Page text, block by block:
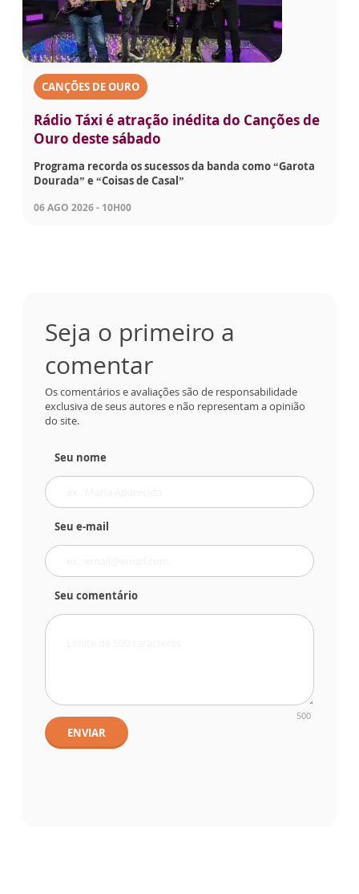
CANÇÕES DE OURO
Rádio Táxi é atração inédita do Canções de
Ouro deste sábado
Programa recorda os sucessos da banda como “Garota
Dourada” e “Coisas de Casal”
06 AGO 2026 - 10H00
Seja o primeiro a
comentar
Os comentários e avaliações são de responsabilidade
exclusiva de seus autores e não representam a opinião
do site.
Seu nome
Seu e-mail
Seu comentário
500
ENVIAR